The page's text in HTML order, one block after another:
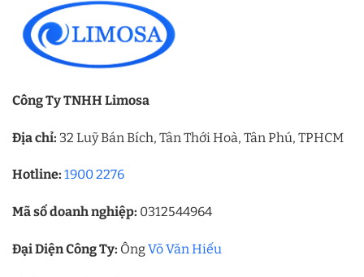
Công Ty TNHH Limosa
Địa chỉ: 32 Luỹ Bán Bích, Tân Thới Hoà, Tân Phú, TPHCM
Hotline: 1900 2276
Mã số doanh nghiệp: 0312544964
Đại Diện Công Ty: ÔngVõ Văn Hiếu